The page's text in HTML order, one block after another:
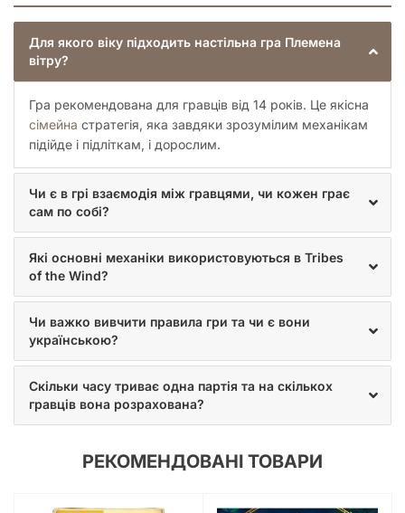
картках виконані в ніжних тонах, які нагадують класичні
анімаційні фільми, створюючи особливий настрій спокою та
надії. Кожна ілюстрація детально пропрацьована, що
дозволяє повністю зануритися в атмосферу пост-
апокаліптичного, але водночас казкового світу.
Окремо варто відзначити якість компонентів. Мініатюри
храмів, селищ та вершників вітру мають естетичний вигляд
дерева в деталях підкреслює преміальність видання та
додає тактильного задоволення від кожного ходу. Навіть
планшети гравців мають покриття, що запобігає швидкому
зносу при інтенсивному використанні.
Кому підійде ця гра?
Це ідеальний вибір для тих, хто шукає баланс між
складністю стратегії та доступністю сімейної гри. Вона
підійде як досвідченим гравцям у "євро", які цінують чіткі
правила та математичний баланс, так і тим, хто тільки хоче
спробувати себе в управлінні ресурсами та розвитці
цивілізації. Завдяки зрозумілим механікам та привабливому
ця гра стане чудовим містком до більш масштабних
стратегій.
Для якого віку підходить настільна гра Племена
вітру?
Гра рекомендована для гравців від 14 років. Це якісна
сімейна стратегія, яка завдяки зрозумілим механікам
підійде і підліткам, і дорослим.
Чи є в грі взаємодія між гравцями, чи кожен грає
сам по собі?
Які основні механіки використовуються в Tribes
of the Wind?
Чи важко вивчити правила гри та чи є вони
українською?
Скільки часу триває одна партія та на скількох
гравців вона розрахована?
РЕКОМЕНДОВАНІ ТОВАРИ